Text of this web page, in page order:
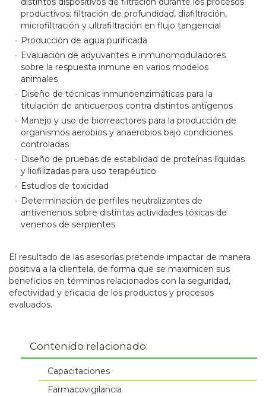
productivos: filtración de profundidad, diafiltración,
microfiltración y ultrafiltración en flujo tangencial
Producción de agua purificada
Evaluación de adyuvantes e inmunomoduladores
sobre la respuesta inmune en varios modelos
animales
Diseño de técnicas inmunoenzimáticas para la
titulación de anticuerpos contra distintos antígenos
Manejo y uso de biorreactores para la producción de
organismos aerobios y anaerobios bajo condiciones
controladas
Diseño de pruebas de estabilidad de proteínas líquidas
y liofilizadas para uso terapéutico
Estudios de toxicidad
Determinación de perfiles neutralizantes de
antivenenos sobre distintas actividades tóxicas de
venenos de serpientes
El resultado de las asesorías pretende impactar de manera
positiva a la clientela, de forma que se maximicen sus
beneficios en términos relacionados con la seguridad,
efectividad y eficacia de los productos y procesos
evaluados.
Contenido relacionado:
Capacitaciones
Farmacovigilancia